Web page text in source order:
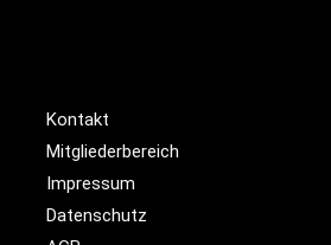
Kontakt
Mitgliederbereich
Impressum
Datenschutz